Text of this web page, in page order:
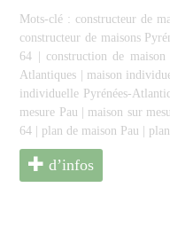
Mots-clé : constructeur de
constructeur de maisons
64
construction de maison
Atlantiques
maison
individuelle Pyrénées-
mesure Pau
maison sur
64
plan de maison Pau
d’infos